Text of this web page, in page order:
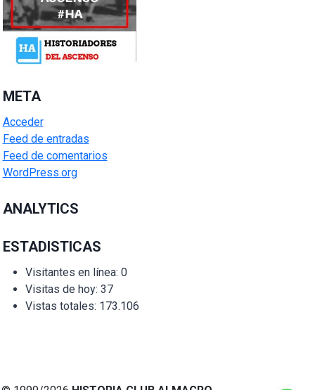
META
Acceder
Feed de entradas
Feed de comentarios
WordPress.org
ANALYTICS
ESTADISTICAS
Visitantes en línea: 0
Visitas de hoy: 37
Vistas totales: 173.106